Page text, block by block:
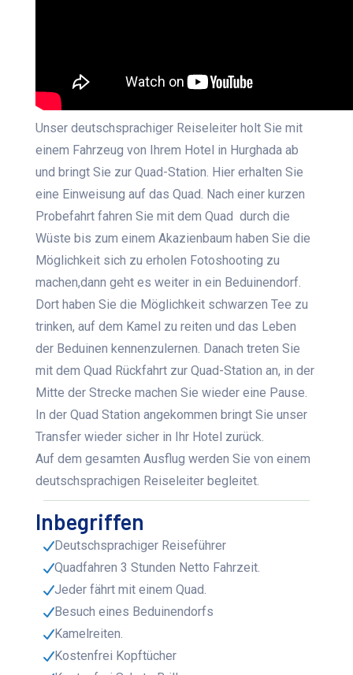
Unser deutschsprachiger Reiseleiter holt Sie mit
einem Fahrzeug von Ihrem Hotel in Hurghada ab
und bringt Sie zur Quad-Station. Hier erhalten Sie
eine Einweisung auf das Quad. Nach einer kurzen
Probefahrt fahren Sie mit dem Quad durch die
Wüste bis zum einem Akazienbaum haben Sie die
Möglichkeit sich zu erholen Fotoshooting zu
machen,dann geht es weiter in ein Beduinendorf.
Dort haben Sie die Möglichkeit schwarzen Tee zu
trinken, auf dem Kamel zu reiten und das Leben
der Beduinen kennenzulernen. Danach treten Sie
mit dem Quad Rückfahrt zur Quad-Station an, in der
Mitte der Strecke machen Sie wieder eine Pause.
In der Quad Station angekommen bringt Sie unser
Transfer wieder sicher in Ihr Hotel zurück.
Auf dem gesamten Ausflug werden Sie von einem
deutschsprachigen Reiseleiter begleitet.
Inbegriffen
Deutschsprachiger Reiseführer
Quadfahren 3 Stunden Netto Fahrzeit.
Jeder fährt mit einem Quad.
Besuch eines Beduinendorfs
Kamelreiten.
Kostenfrei Kopftücher